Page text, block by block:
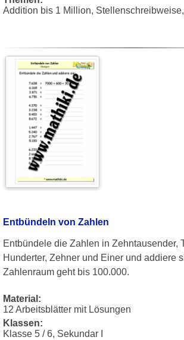
Addition bis 1 Million,
Entbündeln von Zahlen
Entbündele die Zahlen in Zehntausender,
Hunderter, Zehner und Einer und addiere
Zahlenraum geht bis 100.000.
Material:
12 Arbeitsblätter mit Lösungen
Klassen:
Klasse 5 / 6, Sekundar I